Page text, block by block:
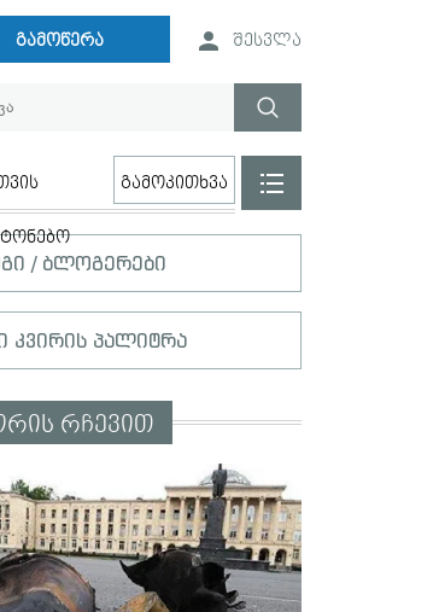
გამოწერა შესვლა
გამოკითხვა
/ ბლოგერები
კვირის პალიტრა
რჩევით